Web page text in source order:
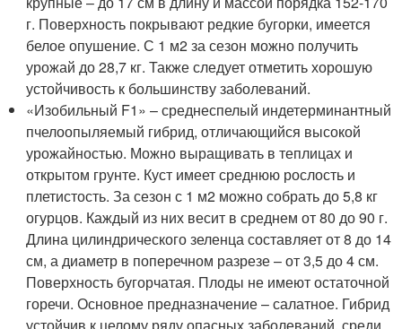
г. Поверхность покрывают редкие бугорки, имеется
белое опушение. С 1 м2 за сезон можно получить
урожай до 28,7 кг. Также следует отметить хорошую
устойчивость к большинству заболеваний.
«Изобильный F1» – среднеспелый индетерминантный
пчелоопыляемый гибрид, отличающийся высокой
урожайностью. Можно выращивать в теплицах и
открытом грунте. Куст имеет среднюю рослость и
плетистость. За сезон с 1 м2 можно собрать до 5,8 кг
огурцов. Каждый из них весит в среднем от 80 до 90 г.
Длина цилиндрического зеленца составляет от 8 до 14
см, а диаметр в поперечном разрезе – от 3,5 до 4 см.
Поверхность бугорчатая. Плоды не имеют остаточной
горечи. Основное предназначение – салатное. Гибрид
устойчив к целому ряду опасных заболеваний, среди